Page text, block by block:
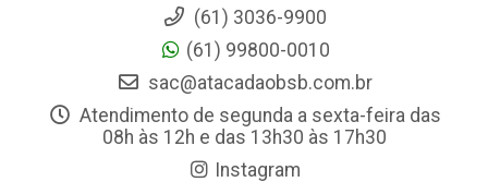
(61) 3036-9900
(61) 99800-0010
sac@atacadaobsb.com.br
Atendimento de segunda a sexta-feira das
08h às 12h e das 13h30 às 17h30
Instagram